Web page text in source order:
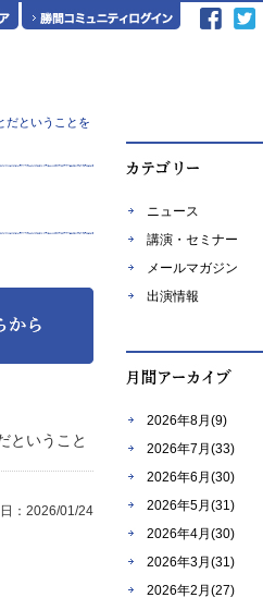
ニュース
講演・セミナー
メールマガジン
出演情報
2026年8月(9)
2026年7月(33)
2026年6月(30)
2026年5月(31)
2026年4月(30)
2026年3月(31)
2026年2月(27)
だということを
ということ
：2026/01/24